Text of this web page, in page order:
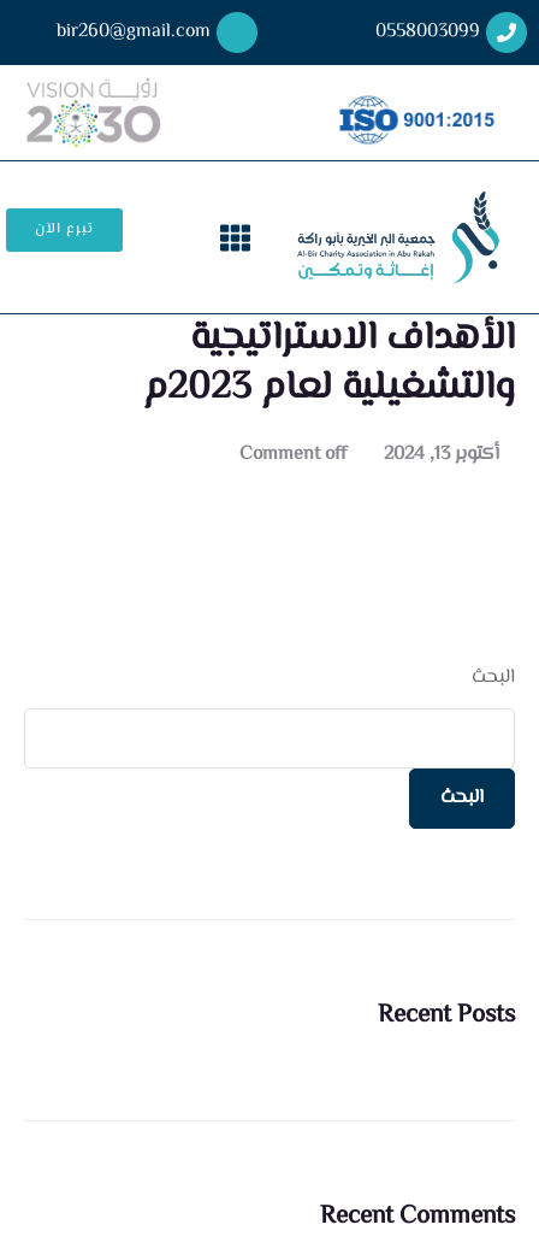
0558003099
bir260@gmail.com
تبرع الآن
الأهداف الاستراتيجية
والتشغيلية لعام 2023م
أكتوبر 13, 2024 Comment off
البحث
البحث
Recent Posts
Recent Comments